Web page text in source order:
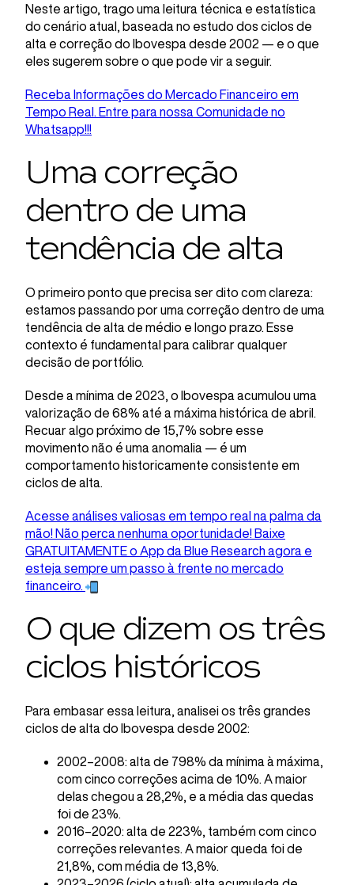
Neste artigo, trago uma leitura técnica e estatística
do cenário atual, baseada no estudo dos ciclos de
alta e correção do Ibovespa desde 2002 — e o que
eles sugerem sobre o que pode vir a seguir.
Receba Informações do Mercado Financeiro em
Tempo Real. Entre para nossa Comunidade no
Whatsapp!!!
Uma correção
dentro de uma
tendência de alta
O primeiro ponto que precisa ser dito com clareza:
estamos passando por uma correção dentro de uma
tendência de alta de médio e longo prazo. Esse
contexto é fundamental para calibrar qualquer
decisão de portfólio.
Desde a mínima de 2023, o Ibovespa acumulou uma
valorização de 68% até a máxima histórica de abril.
Recuar algo próximo de 15,7% sobre esse
movimento não é uma anomalia — é um
comportamento historicamente consistente em
ciclos de alta.
Acesse análises valiosas em tempo real na palma da
mão! Não perca nenhuma oportunidade! Baixe
GRATUITAMENTE o App da Blue Research agora e
esteja sempre um passo à frente no mercado
financeiro.
O que dizem os três
ciclos históricos
Para embasar essa leitura, analisei os três grandes
ciclos de alta do Ibovespa desde 2002:
2002–2008: alta de 798% da mínima à máxima,
com cinco correções acima de 10%. A maior
delas chegou a 28,2%, e a média das quedas
foi de 23%.
2016–2020: alta de 223%, também com cinco
correções relevantes. A maior queda foi de
21,8%, com média de 13,8%.